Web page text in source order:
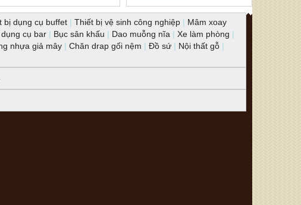
bị dụng cụ buffet | Thiết bị vệ sinh công nghiệp | Mâm xoay
cụ bar | Bục sân khấu | Dao muỗng nĩa | Xe làm phòng |
nhựa giả mây | Chăn drap gối nệm | Đồ sứ | Nội thất gỗ |